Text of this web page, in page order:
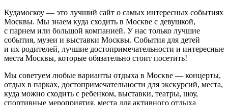
Кудамоскоу — это лучший сайт о самых интересных событиях
Москвы. Мы знаем куда сходить в Москве с девушкой,
с парнем или большой компанией. У нас только лучшие
события, музеи и выставки Москвы. События для детей
и их родителей, лучшие достопримечательности и интересные
места Москвы, которые обязательно стоит посетить!
Мы советуем любые варианты отдыха в Москве — концерты,
отдых в парках, достопримечательности для экскурсий, места,
куда можно сходить с ребенком, выставки, театры, шоу,
спортивные мероприятия, места для активного отдыха